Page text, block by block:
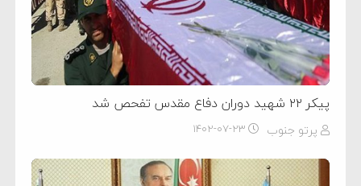
پیکر ۲۲ شهید دوران دفاع مقدس تفحص شد
پرتو جنوب ۱۴۰۲-۰۷-۲۳